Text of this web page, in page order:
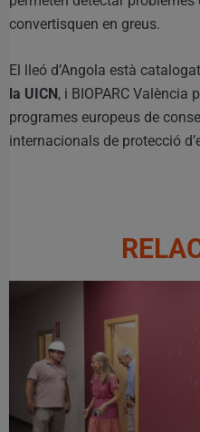
convertisquen en greus.
El lleó d’Angola està
la UICN , i BIOPARC València
programes europeus de
internacionals de protecció